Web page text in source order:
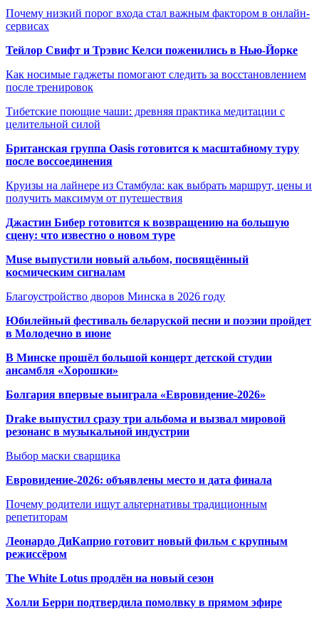
Почему низкий порог входа стал важным фактором в онлайн-
сервисах
Тейлор Свифт и Трэвис Келси поженились в Нью-Йорке
Как носимые гаджеты помогают следить за восстановлением
после тренировок
Тибетские поющие чаши: древняя практика медитации с
целительной силой
Британская группа Oasis готовится к масштабному туру
после воссоединения
Круизы на лайнере из Стамбула: как выбрать маршрут, цены и
получить максимум от путешествия
Джастин Бибер готовится к возвращению на большую
сцену: что известно о новом туре
Muse выпустили новый альбом, посвящённый
космическим сигналам
Благоустройство дворов Минска в 2026 году
Юбилейный фестиваль беларуской песни и поэзии пройдет
в Молодечно в июне
В Минске прошёл большой концерт детской студии
ансамбля «Хорошки»
Болгария впервые выиграла «Евровидение-2026»
Drake выпустил сразу три альбома и вызвал мировой
резонанс в музыкальной индустрии
Выбор маски сварщика
Евровидение-2026: объявлены место и дата финала
Почему родители ищут альтернативы традиционным
репетиторам
Леонардо ДиКаприо готовит новый фильм с крупным
режиссёром
The White Lotus продлён на новый сезон
Холли Берри подтвердила помолвку в прямом эфире